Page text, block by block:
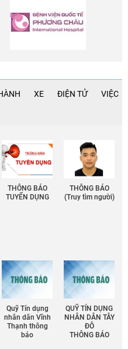
XE ĐIỆN TỬ VIỆC
THÔNG BÁO
TUYỂN DỤNG
THÔNG BÁO
(Truy tìm người)
Quỹ Tín dụng
nhân dân Vĩnh
Thạnh thông
báo
QUỸ TÍN DỤNG
NHÂN DÂN TÂY
ĐÔ
THÔNG BÁO